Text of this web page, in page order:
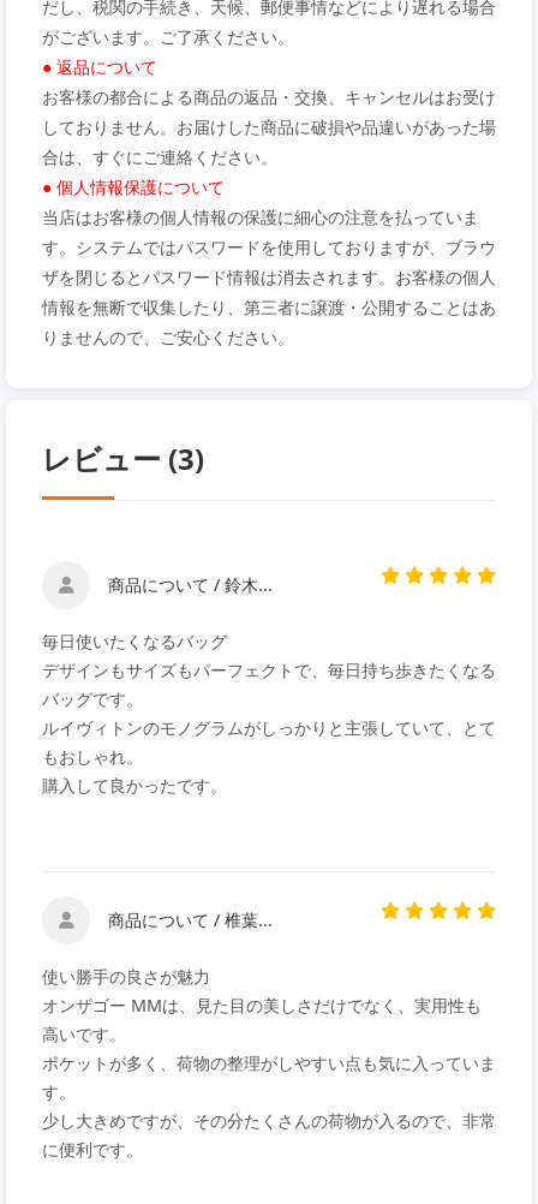
だし、税関の手続き、天候、郵便事情などにより遅れる場合
がございます。ご了承ください。
● 返品について
お客様の都合による商品の返品・交換、キャンセルはお受け
しておりません。お届けした商品に破損や品違いがあった場
合は、すぐにご連絡ください。
● 個人情報保護について
当店はお客様の個人情報の保護に細心の注意を払っていま
す。システムではパスワードを使用しておりますが、ブラウ
ザを閉じるとパスワード情報は消去されます。お客様の個人
情報を無断で収集したり、第三者に譲渡・公開することはあ
りませんので、ご安心ください。
レビュー (3)
商品について / 鈴木...
毎日使いたくなるバッグ
デザインもサイズもパーフェクトで、毎日持ち歩きたくなる
バッグです。
ルイヴィトンのモノグラムがしっかりと主張していて、とて
もおしゃれ。
購入して良かったです。
商品について / 椎葉...
使い勝手の良さが魅力
オンザゴー MMは、見た目の美しさだけでなく、実用性も
高いです。
ポケットが多く、荷物の整理がしやすい点も気に入っていま
す。
少し大きめですが、その分たくさんの荷物が入るので、非常
に便利です。